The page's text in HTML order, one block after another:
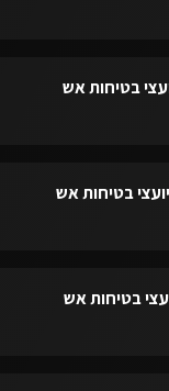
בטיחות אש
בטיחות אש
בטיחות אש